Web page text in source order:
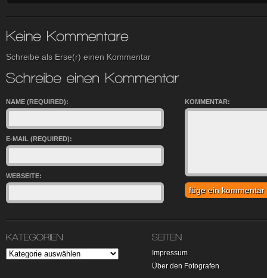
Schreibe als Erse(r) einen Kommentar
NAME (REQUIRED):
E-MAIL (REQUIRED):
WEBSEITE:
KOMMENTAR:
Impressum
Über den Fotografen